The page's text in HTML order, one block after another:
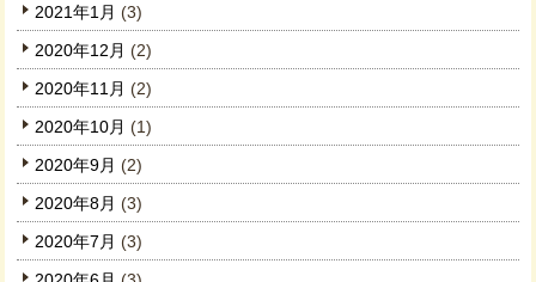
2021年1月 (3)
2020年12月 (2)
2020年11月 (2)
2020年10月 (1)
2020年9月 (2)
2020年8月 (3)
2020年7月 (3)